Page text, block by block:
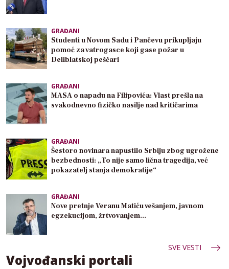
GRAĐANI
Studenti u Novom Sadu i Pančevu prikupljaju
pomoć za vatrogasce koji gase požar u
Deliblatskoj peščari
GRAĐANI
MASA o napadu na Filipovića: Vlast prešla na
svakodnevno fizičko nasilje nad kritičarima
GRAĐANI
Šestoro novinara napustilo Srbiju zbog ugrožene
bezbednosti: „To nije samo lična tragedija, već
pokazatelj stanja demokratije“
GRAĐANI
Nove pretnje Veranu Matiću vešanjem, javnom
egzekucijom, žrtvovanjem…
SVE VESTI
Vojvođanski portali